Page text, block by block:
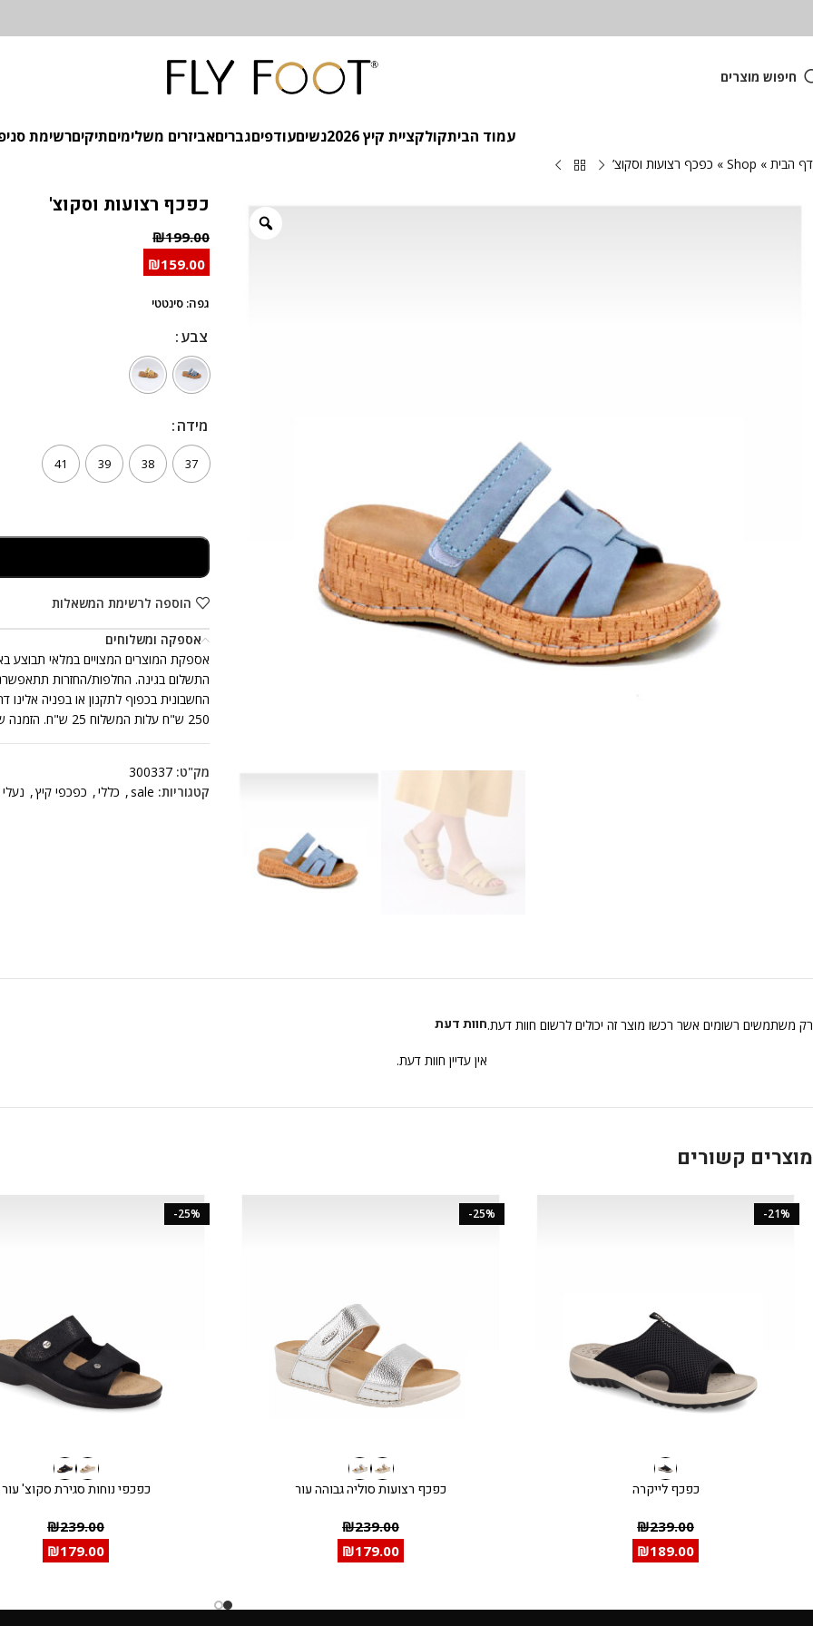
חיפוש מוצרים
עמוד הביתקולקציית קיץ 2026 נשיםעודפיםגבריםאביזרים משלימיםתיקיםרשימת
דף הבית »
Shop
» כפכף רצועות וסקוצ’
כפכף רצועות וסקוצ'
₪199.00
₪159.00
גפה: סינטטי
צבע
צבע
מידה
מידה
37
38
39
41
הוספה לרשימת המשאלות
אספקה ומשלוחים
250 ש"ח עלות המשלוח 25 ש"ח. הזמנה שכוללת יותר מזוג נעלים אחד, ייתכן ותתקבל ביותר ממשלוח אחד.
מק"ט: 300337
קטגוריות: sale
, כללי, כפכפי קיץ,
חוות דעת
אין עדיין חוות דעת.
רק משתמשים רשומים אשר רכשו מוצר זה יכולים לרשום חוות דעת.
מוצרים קשורים
-21%
כפכף לייקרה
₪239.00
₪189.00
-25%
כפכף רצועות סוליה גבוהה עור
₪239.00
₪179.00
-25%
כפכפי נוחות סגירת סקוצ' עור
₪239.00
₪179.00